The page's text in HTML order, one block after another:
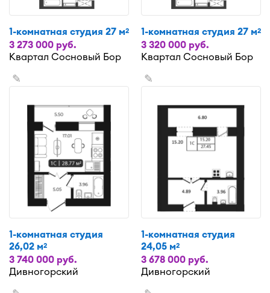
1-комнатная студия 27 м2
3 273 000 руб.
Квартал Сосновый Бор
1-комнатная студия 27 м2
3 320 000 руб.
Квартал Сосновый Бор
✎
1-комнатная студия
26,02 м2
3 740 000 руб.
Дивногорский
✎
1-комнатная студия
24,05 м2
3 678 000 руб.
Дивногорский